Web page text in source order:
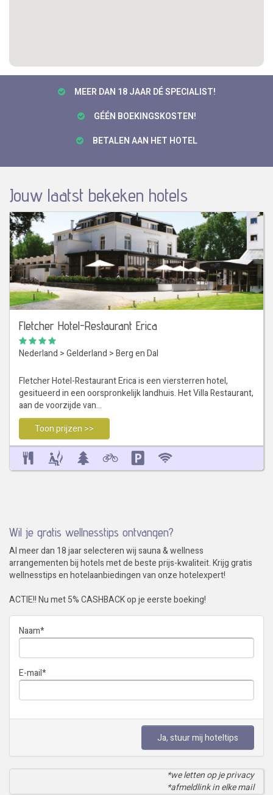
MEER DAN 18 JAAR DÉ SPECIALIST!
GÉÉN BOEKINGSKOSTEN!
BETALEN AAN HET HOTEL
Jouw laatst bekeken hotels
Fletcher Hotel-Restaurant Erica
Nederland >Gelderland >Berg en Dal
Fletcher Hotel-Restaurant Erica is een viersterren hotel,
gesitueerd in een oorspronkelijk landhuis. Het Villa Restaurant,
aan de voorzijde van…
Toon prijzen >>
Wil je gratis wellnesstips ontvangen?
Al meer dan 18 jaar selecteren wij sauna & wellness
arrangementen bij hotels met de beste prijs-kwaliteit. Krijg gratis
wellnesstips en hotelaanbiedingen van onze hotelexpert!
ACTIE!! Nu met 5% CASHBACK op je eerste boeking!
Naam*
E-mail*
Ja, stuur mij hoteltips
*we letten op je privacy
*afmeldlink in elke mail